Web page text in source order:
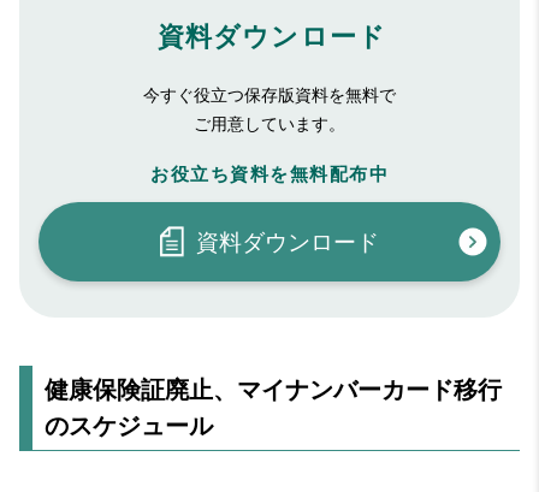
資料ダウンロード
今すぐ役立つ保存版資料を無料で
ご用意しています。
お役立ち資料を無料配布中
資料ダウンロード
健康保険証廃止、マイナンバーカード移行
のスケジュール